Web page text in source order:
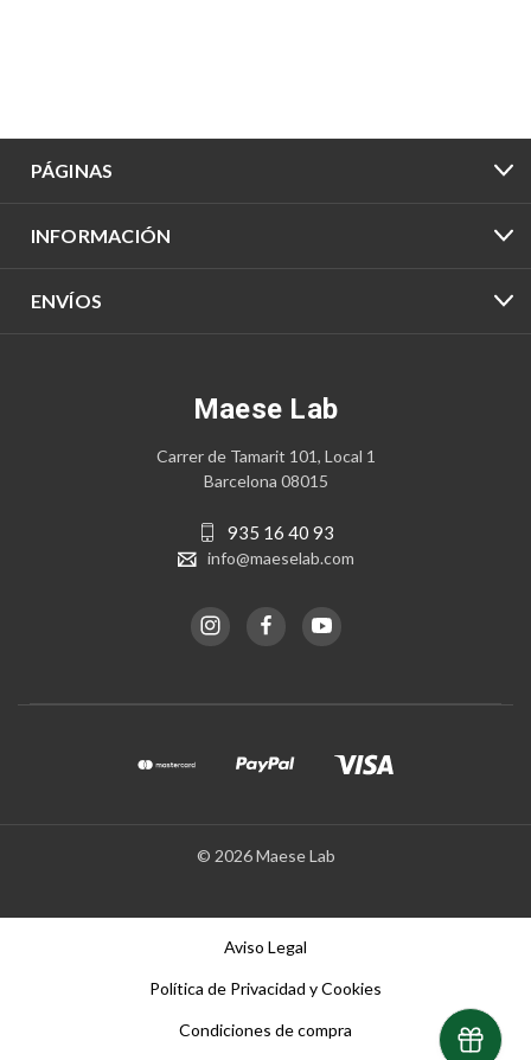
PÁGINAS
INFORMACIÓN
ENVÍOS
Maese Lab
Carrer de Tamarit 101, Local 1
Barcelona 08015
935 16 40 93
info@maeselab.com
© 2026 Maese Lab
Aviso Legal
Política de Privacidad y Cookies
Condiciones de compra